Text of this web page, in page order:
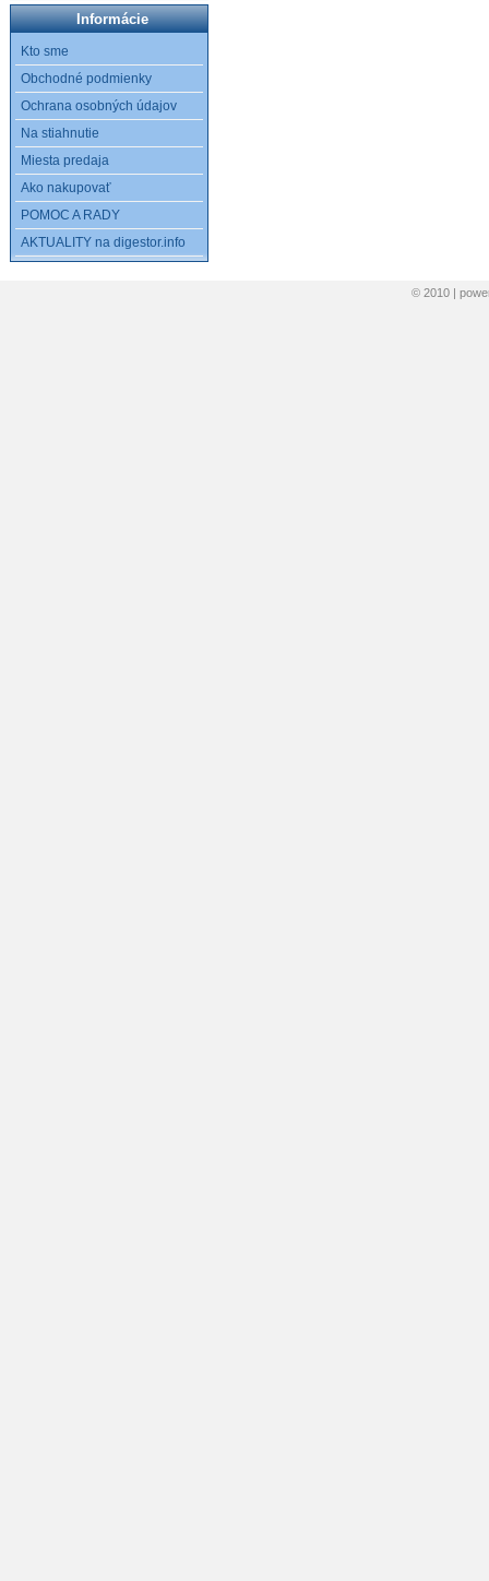
Informácie
Kto sme
Obchodné podmienky
Ochrana osobných údajov
Na stiahnutie
Miesta predaja
Ako nakupovať
POMOC A RADY
AKTUALITY na digestor.info
© 2010 |